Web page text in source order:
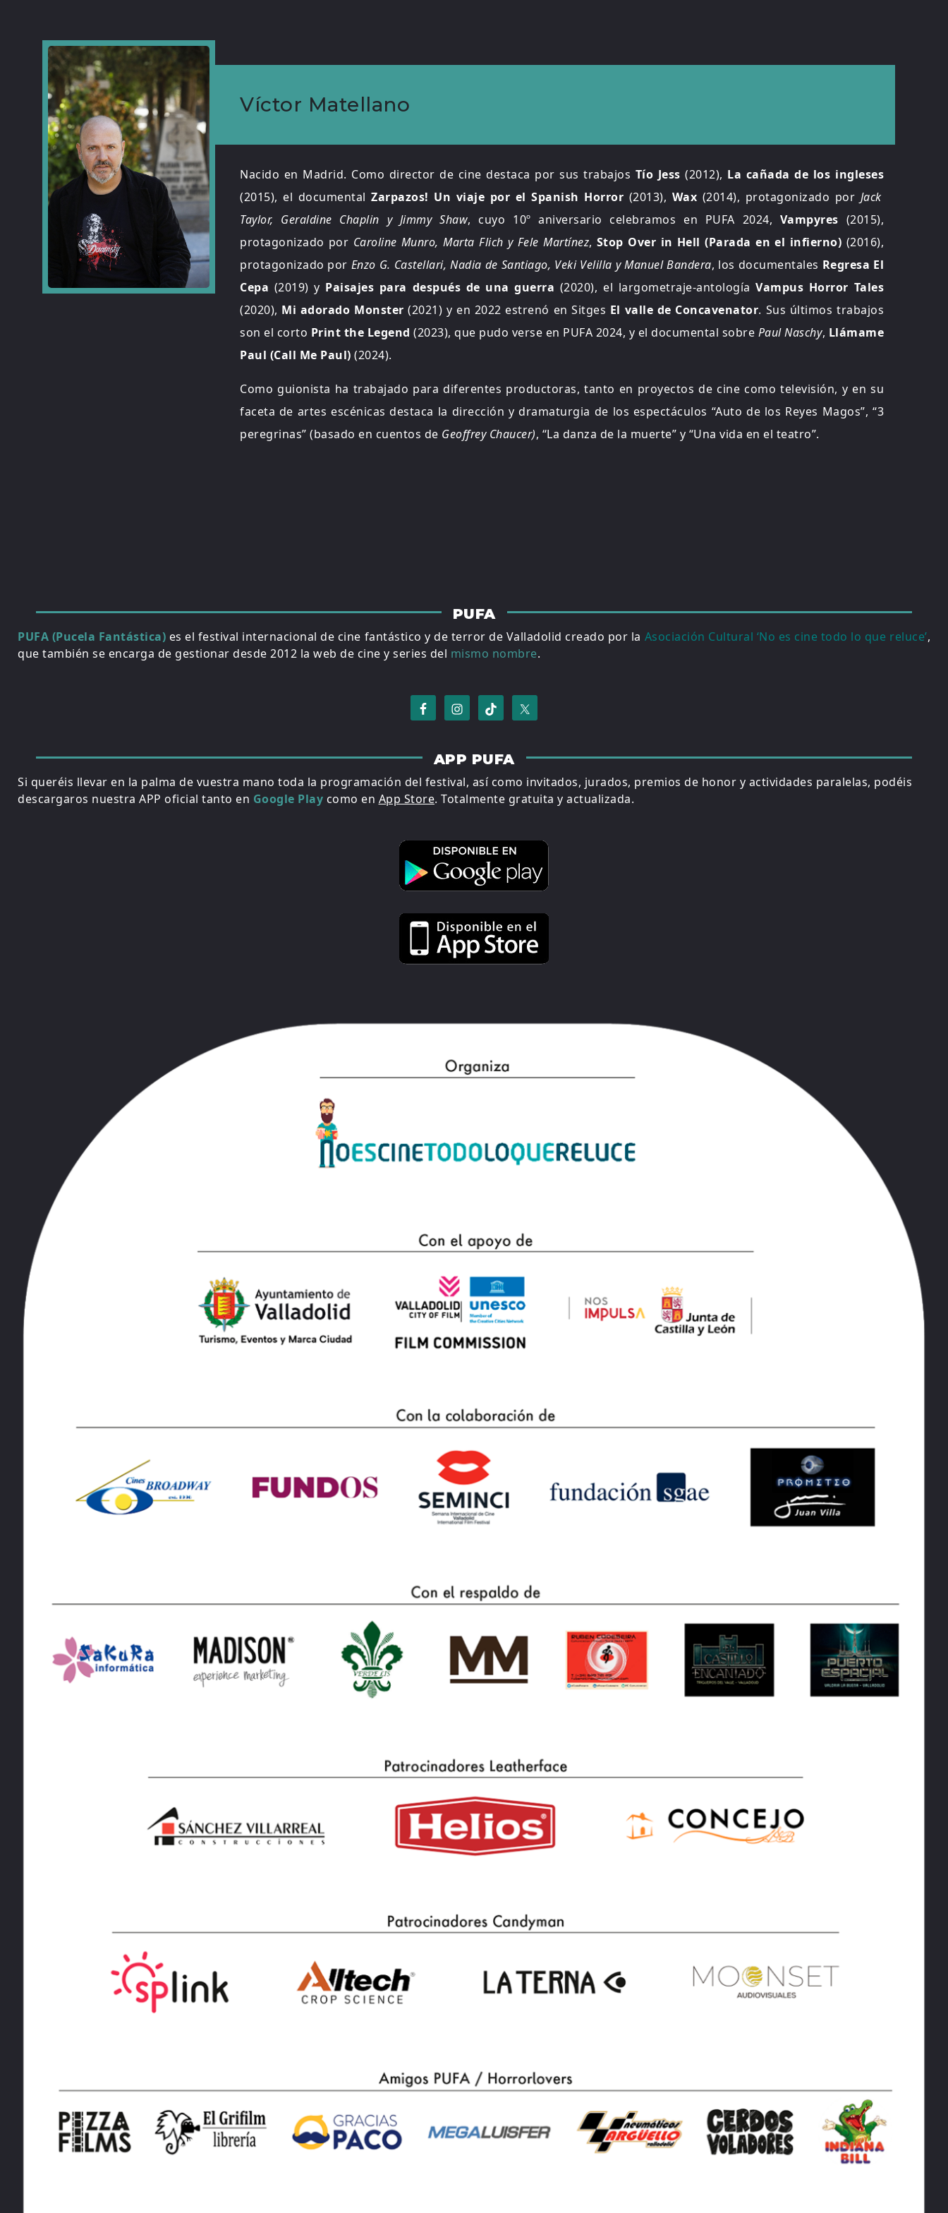
Víctor Matellano
Nacido en Madrid. Como director de cine destaca por sus trabajos Tío Jess(2012), La cañada de los ingleses
(2015), el documentalZarpazos! Un viaje por el Spanish Horror (2013), Wax (2014), protagonizado por Jack
Taylor, Geraldine Chaplin y Jimmy Shaw, cuyo 10º aniversario celebramos en PUFA 2024, Vampyres (2015),
protagonizado por Caroline Munro, Marta Flich y Fele Martínez, Stop Over in Hell (Parada en el infierno) (2016),
protagonizado por Enzo G. Castellari, Nadia de Santiago, Veki Velilla y Manuel Bandera, los documentales ​Regresa El
Cepa (2019) y Paisajes para después de una guerra (2020), el largometraje-antologíaVampus Horror Tales
(2020), Mi adorado Monster (2021) y en 2022 estrenó en Sitges El valle de Concavenator. Sus últimos trabajos
son el corto Print the Legend(2023), que pudo verse en PUFA 2024, y el documental sobre Paul Naschy, Llámame
Paul (Call Me Paul) (2024).
Como guionista ha trabajado para diferentes productoras, tanto en proyectos de cine como televisión, y en su
faceta de artes escénicas destaca la dirección y dramaturgia de los espectáculos “Auto de los Reyes Magos”, “3
peregrinas” (basado en cuentos de Geoffrey Chaucer), “La danza de la muerte” y “Una vida en el teatro”.
PUFA
PUFA (Pucela Fantástica) es el festival internacional de cine fantástico y de terror de Valladolid creado por la Asociación Cultural ‘No es cine todo lo que reluce’,
que también se encarga de gestionar desde 2012 la web de cine y series del mismo nombre.
APP PUFA
Si queréis llevar en la palma de vuestra mano toda la programación del festival, así como invitados, jurados, premios de honor y actividades paralelas, podéis
descargaros nuestra APP oficial tanto en Google Play como en App Store. Totalmente gratuita y actualizada.